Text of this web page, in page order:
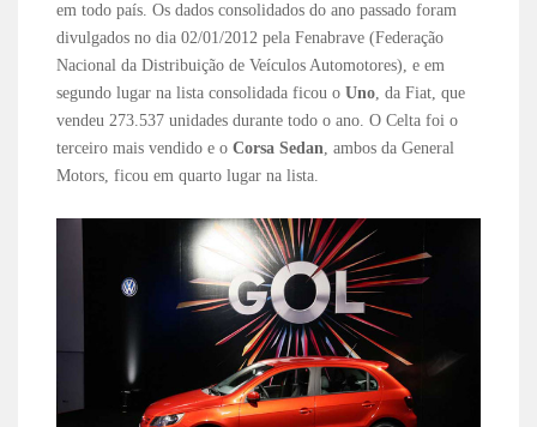
em todo país. Os dados consolidados do ano passado foram
divulgados no dia 02/01/2012 pela Fenabrave (Federação
Nacional da Distribuição de Veículos Automotores), e em
segundo lugar na lista consolidada ficou oUno, da Fiat, que
vendeu 273.537 unidades durante todo o ano. O Celta foi o
terceiro mais vendido e oCorsa Sedan, ambos da General
Motors, ficou em quarto lugar na lista.